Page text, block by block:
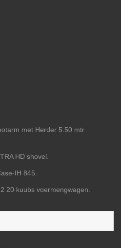
met Herder 5.50 mtr
HD shovel.
IH 845.
20 kuubs voermengwagen.